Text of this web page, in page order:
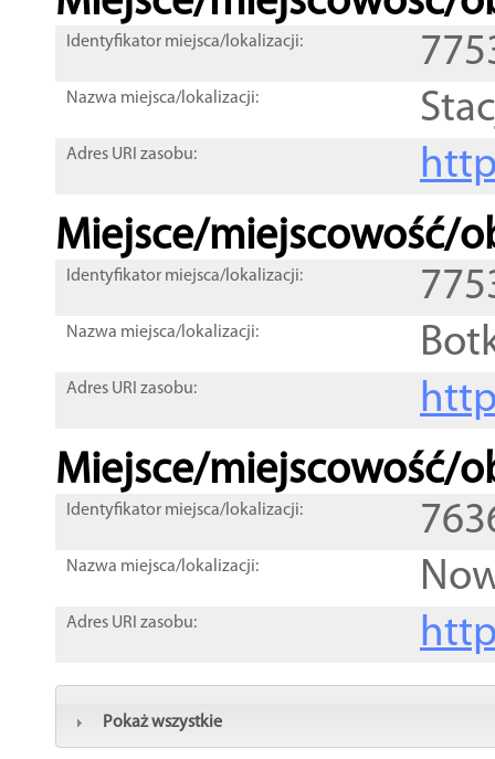
Identyfikator miejsca/lokalizacji:
Nazwa miejsca/lokalizacji:
Adres URI zasobu:
Miejsce/miejscowość/
Identyfikator miejsca/lokalizacji:
Nazwa miejsca/lokalizacji:
Adres URI zasobu:
Miejsce/miejscowość/
Identyfikator miejsca/lokalizacji:
Nazwa miejsca/lokalizacji:
Adres URI zasobu:
Pokaż wszystkie